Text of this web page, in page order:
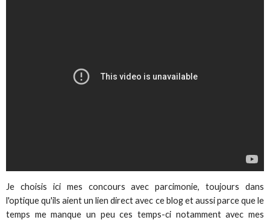
Je choisis ici mes concours avec parcimonie, toujours dans
l'optique qu'ils aient un lien direct avec ce blog et aussi parce que le
temps me manque un peu ces temps-ci notamment avec mes